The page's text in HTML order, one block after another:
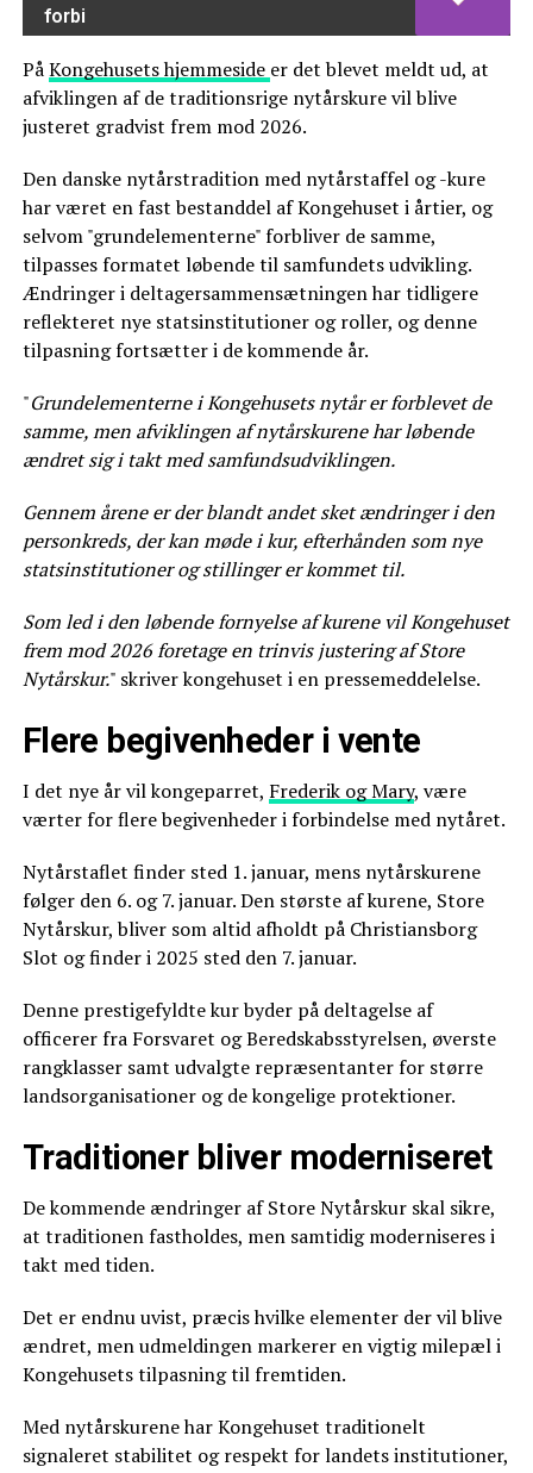
forbi
PåKongehusets hjemmeside er det blevet meldt ud, at
afviklingen af de traditionsrige nytårskure vil blive
justeret gradvist frem mod 2026.
Den danske nytårstradition med nytårstaffel og -kure
har været en fast bestanddel af Kongehuset i årtier, og
selvom "grundelementerne" forbliver de samme,
tilpasses formatet løbende til samfundets udvikling.
Ændringer i deltagersammensætningen har tidligere
reflekteret nye statsinstitutioner og roller, og denne
tilpasning fortsætter i de kommende år.
"Grundelementerne i Kongehusets nytår er forblevet de
samme, men afviklingen af nytårskurene har løbende
ændret sig i takt med samfundsudviklingen.
Gennem årene er der blandt andet sket ændringer i den
personkreds, der kan møde i kur, efterhånden som nye
statsinstitutioner og stillinger er kommet til.
Som led i den løbende fornyelse af kurene vil Kongehuset
frem mod 2026 foretage en trinvis justering af Store
Nytårskur." skriver kongehuset i en pressemeddelelse.
Flere begivenheder i vente
I det nye år vil kongeparret, Frederik og Mary, være
værter for flere begivenheder i forbindelse med nytåret.
Nytårstaflet finder sted 1. januar, mens nytårskurene
følger den 6. og 7. januar. Den største af kurene, Store
Nytårskur, bliver som altid afholdt på Christiansborg
Slot og finder i 2025 sted den 7. januar.
Denne prestigefyldte kur byder på deltagelse af
officerer fra Forsvaret og Beredskabsstyrelsen, øverste
rangklasser samt udvalgte repræsentanter for større
landsorganisationer og de kongelige protektioner.
Traditioner bliver moderniseret
De kommende ændringer af Store Nytårskur skal sikre,
at traditionen fastholdes, men samtidig moderniseres i
takt med tiden.
Det er endnu uvist, præcis hvilke elementer der vil blive
ændret, men udmeldingen markerer en vigtig milepæl i
Kongehusets tilpasning til fremtiden.
Med nytårskurene har Kongehuset traditionelt
signaleret stabilitet og respekt for landets institutioner,